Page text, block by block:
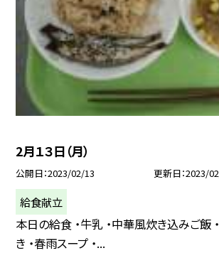
2月１３日（月）
公開日 2023/02/13 更新日 2023/
給食献立
本日の給食 ・牛乳 ・中華風炊き込みご飯
き ・春雨スープ ・...